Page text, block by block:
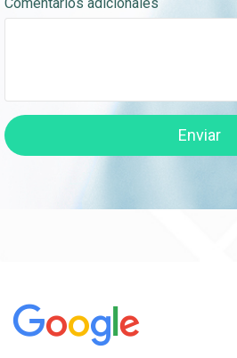
Enviar